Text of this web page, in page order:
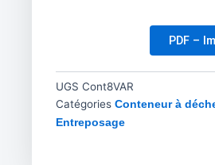
PDF –
UGS Cont8VAR
Catégories Conteneur à
Entreposage